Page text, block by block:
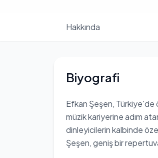
Hakkında
Biyografi
Efkan Şeşen, Türkiye'de
müzik kariyerine adım
dinleyicilerin kalbinde
Şeşen, geniş bir